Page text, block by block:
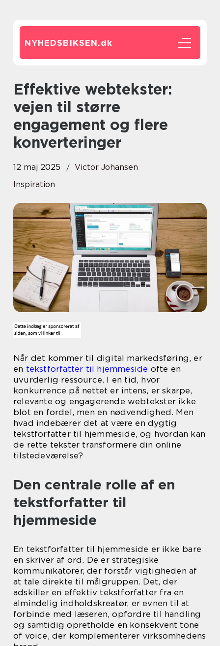
NYHEDSBIKSEN.dk
Effektive webtekster:
vejen til større
engagement og flere
konverteringer
12 maj 2025
Victor Johansen
Inspiration
Når det kommer til digital markedsføring, er
en tekstforfatter til hjemmeside ofte en
uvurderlig ressource. I en tid, hvor
konkurrence på nettet er intens, er skarpe,
relevante og engagerende webtekster ikke
blot en fordel, men en nødvendighed. Men
hvad indebærer det at være en dygtig
tekstforfatter til hjemmeside, og hvordan kan
de rette tekster transformere din online
tilstedeværelse?
Den centrale rolle af en
tekstforfatter til
hjemmeside
En tekstforfatter til hjemmeside er ikke bare
en skriver af ord. De er strategiske
kommunikatorer, der forstår vigtigheden af
at tale direkte til målgruppen. Det, der
adskiller en effektiv tekstforfatter fra en
almindelig indholdskreatør, er evnen til at
forbinde med læseren, opfordre til handling
og samtidig opretholde en konsekvent tone
of voice, der komplementerer virksomhedens